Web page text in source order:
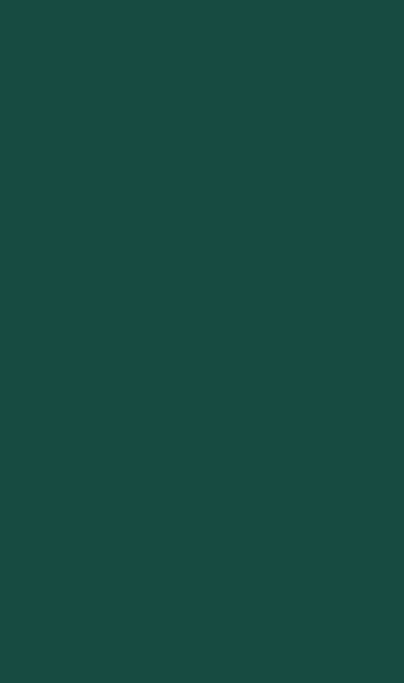
A charter repülőgépek a kora nyári hónapoktól – ami rendszerint
A repülési menetidők eltérése Magyarország – Görögország
A sziget repülőtere, az Anna
Magyarországról, Budapestről közvetlen repülőgépjárat indul
közvetlenül fapados járattal Kefaloniára egyénileg repülővel utazni,
Egyéni repülős utazásnál Kefaloniára nagyon fontos, hogy
és nézzük meg, melyik település lenne nekünk a legjobb
A Kefalóniára érkező legtöbb, repülőgéppel Magyarországról
Kefalónia nemzetközi repülőterét (EFL) 1971-ben építették a sziget
Argostolitól mindössze 10 kilométerre fekvő repülőtér teljesen
tengeren keresztül lehetett megközelíteni. A legtöbb látogató eleinte
főszezonban sem kell számítanod. Légi úton a sziget évente